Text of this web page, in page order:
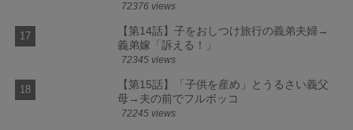
72376 views
【第14話】子をおしつけ旅行の義弟夫婦→
義弟嫁「訴える！」
72345 views
【第15話】「子供を産め」とうるさい義父
母→夫の前でフルボッコ
72245 views